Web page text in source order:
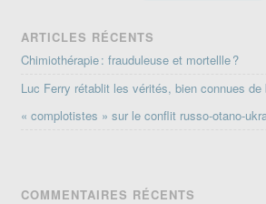
ARTICLES RÉCENTS
Chimiothérapie : frauduleuse et mortellle ?
Luc Ferry rétablit les vérités, bien connues de
« complotistes » sur le conflit russo-otano-
COMMENTAIRES RÉCENTS